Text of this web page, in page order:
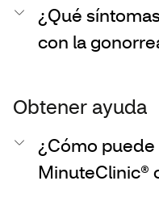
¿Qué
con la
Obtener ayuda
¿Cómo
MinuteClinic®